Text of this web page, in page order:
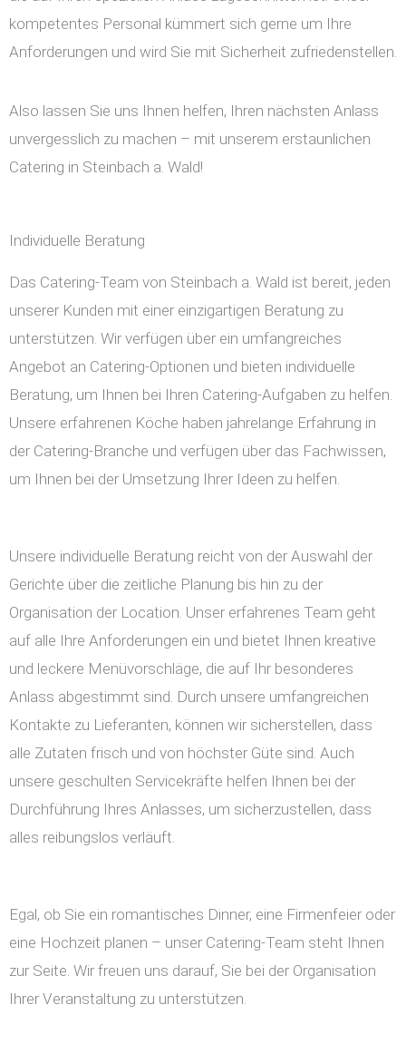
kompetentes Personal kümmert sich gerne um Ihre
Anforderungen und wird Sie mit Sicherheit zufriedenstellen.
Also lassen Sie uns Ihnen helfen, Ihren nächsten Anlass
unvergesslich zu machen – mit unserem erstaunlichen
Catering in Steinbach a. Wald!
Individuelle Beratung
Das Catering-Team von Steinbach a. Wald ist bereit, jeden
unserer Kunden mit einer einzigartigen Beratung zu
unterstützen. Wir verfügen über ein umfangreiches
Angebot an Catering-Optionen und bieten individuelle
Beratung, um Ihnen bei Ihren Catering-Aufgaben zu helfen.
Unsere erfahrenen Köche haben jahrelange Erfahrung in
der Catering-Branche und verfügen über das Fachwissen,
um Ihnen bei der Umsetzung Ihrer Ideen zu helfen.
Unsere individuelle Beratung reicht von der Auswahl der
Gerichte über die zeitliche Planung bis hin zu der
Organisation der Location. Unser erfahrenes Team geht
auf alle Ihre Anforderungen ein und bietet Ihnen kreative
und leckere Menüvorschläge, die auf Ihr besonderes
Anlass abgestimmt sind. Durch unsere umfangreichen
Kontakte zu Lieferanten, können wir sicherstellen, dass
alle Zutaten frisch und von höchster Güte sind. Auch
unsere geschulten Servicekräfte helfen Ihnen bei der
Durchführung Ihres Anlasses, um sicherzustellen, dass
alles reibungslos verläuft.
Egal, ob Sie ein romantisches Dinner, eine Firmenfeier oder
eine Hochzeit planen – unser Catering-Team steht Ihnen
zur Seite. Wir freuen uns darauf, Sie bei der Organisation
Ihrer Veranstaltung zu unterstützen.